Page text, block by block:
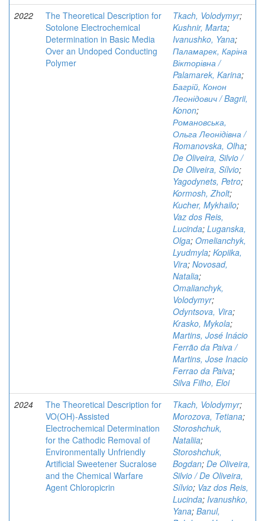
2022
The Theoretical Description for
Sotolone Electrochemical
Determination in Basic Media
Over an Undoped Conducting
Polymer
Tkach, Volodymyr;
Kushnir, Marta;
Ivanushko, Yana;
Паламарек, Каріна
Вікторівна /
Palamarek, Karina;
Багрій, Конон
Леонідович / Bagrii,
Konon;
Романовська,
Ольга Леонідівна /
Romanovska, Olha;
De Oliveira, Silvio /
De Oliveira, Sílvio;
Yagodynets, Petro;
Kormosh, Zholt;
Kucher, Mykhailo;
Vaz dos Reis,
Lucinda; Luganska,
Olga; Omelianchyk,
Lyudmyla; Kopiika,
Vira; Novosad,
Natalia;
Omalianchyk,
Volodymyr;
Odyntsova, Vira;
Krasko, Mykola;
Martins, José Inácio
Ferrão da Paiva /
Martins, Jose Inacio
Ferrao da Paiva;
Silva Filho, Eloi
2024
The Theoretical Description for
VO(OH)-Assisted
Electrochemical Determination
for the Cathodic Removal of
Environmentally Unfriendly
Artificial Sweetener Sucralose
and the Chemical Warfare
Agent Chloropicrin
Tkach, Volodymyr;
Morozova, Tetiana;
Storoshchuk,
Nataliia;
Storoshchuk,
Bogdan; De Oliveira,
Silvio / De Oliveira,
Sílvio; Vaz dos Reis,
Lucinda; Ivanushko,
Yana; Banul,